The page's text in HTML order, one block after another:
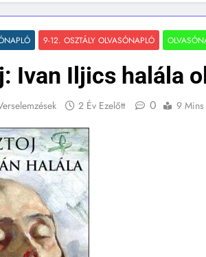
9-12. OSZTÁLY OLVASÓNAPLÓ
Ivan Iljics halála
2 Év Ezelőtt 0 9 Mins